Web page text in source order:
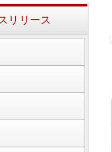
リリース